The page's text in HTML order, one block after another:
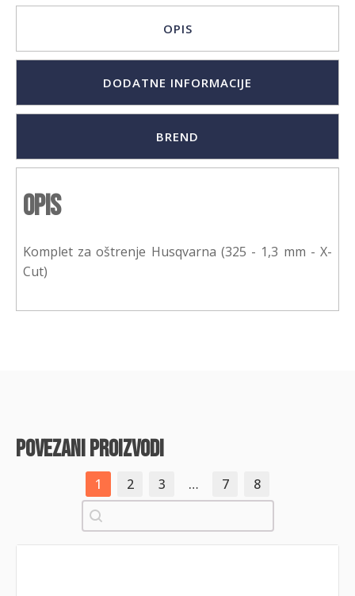
OPIS
DODATNE INFORMACIJE
BREND
Opis
Komplet za oštrenje Husqvarna (325 - 1,3 mm - X-
Cut)
povezani proizvodi
1 2 3 … 7
8
Pretraži